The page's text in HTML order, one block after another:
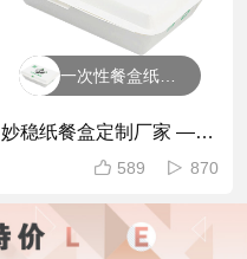
一次性餐盒纸饭盒环保可降解外卖纸质快餐盒煎饺米饭烧烤盒长方形打包盒
妙稳纸餐盒定制厂家 —
550ml印刷版新品上架
870
589